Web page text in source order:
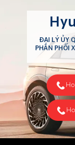
ĐẠI LÝ ỦY
PHÂN PHỐI